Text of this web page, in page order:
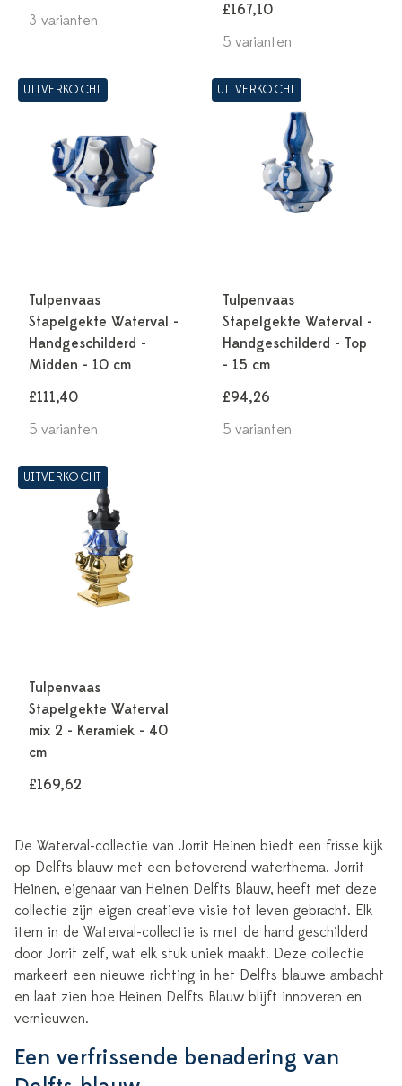
3 varianten
£167,10
5 varianten
UITVERKOCHT
Tulpenvaas
Stapelgekte Waterval -
Handgeschilderd -
Midden - 10 cm
£111,40
5 varianten
UITVERKOCHT
Tulpenvaas
Stapelgekte Waterval -
Handgeschilderd - Top
- 15 cm
£94,26
5 varianten
UITVERKOCHT
Tulpenvaas
Stapelgekte Waterval
mix 2 - Keramiek - 40
cm
£169,62
De Waterval-collectie van Jorrit Heinen biedt een frisse kijk
op Delfts blauw met een betoverend waterthema. Jorrit
Heinen, eigenaar van Heinen Delfts Blauw, heeft met deze
collectie zijn eigen creatieve visie tot leven gebracht. Elk
item in de Waterval-collectie is met de hand geschilderd
door Jorrit zelf, wat elk stuk uniek maakt. Deze collectie
markeert een nieuwe richting in het Delfts blauwe ambacht
en laat zien hoe Heinen Delfts Blauw blijft innoveren en
vernieuwen.
Een verfrissende benadering van